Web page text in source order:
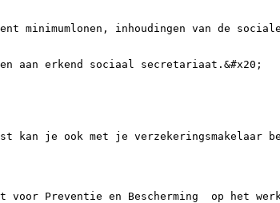
minimumlonen, inhoudingen van de
aan erkend sociaal secretariaat.&#x20;
je ook met je verzekeringsmakelaar
Preventie en Bescherming  op het werk